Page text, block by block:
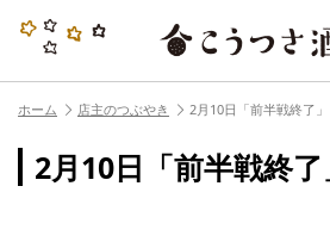
ホーム 店主のつぶやき 2月10日「前半戦終了」
2月10日「前半戦終了